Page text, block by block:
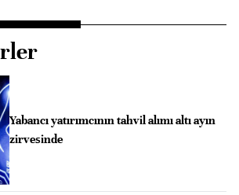
Yabancı yatırımcının tahvil alımı altı ayın
zirvesinde